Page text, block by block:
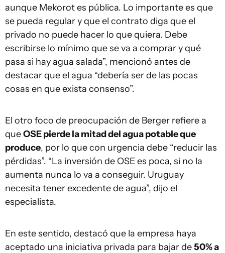
aunque Mekorot es pública. Lo importante es que
se pueda regular y que el contrato diga que el
privado no puede hacer lo que quiera. Debe
escribirse lo mínimo que se va a comprar y qué
pasa si hay agua salada”, mencionó antes de
destacar que el agua “debería ser de las pocas
cosas en que exista consenso”.
El otro foco de preocupación de Berger refiere a
queOSE pierde la mitad del agua potable que
produce, por lo que con urgencia debe “reducir las
pérdidas”. “La inversión de OSE es poca, si no la
aumenta nunca lo va a conseguir. Uruguay
necesita tener excedente de agua”, dijo el
especialista.
En este sentido, destacó que la empresa haya
aceptado una iniciativa privada para bajar de50% a